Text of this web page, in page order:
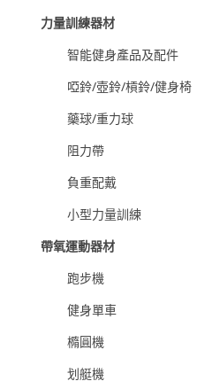
力量訓練器材
智能健身產品及配件
啞鈴/壺鈴/槓鈴/健身椅
藥球/重力球
阻力帶
負重配戴
小型力量訓練
帶氧運動器材
跑步機
健身單車
橢圓機
划艇機